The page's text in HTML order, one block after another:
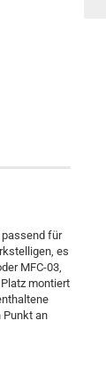
passend für
es
MFC-03,
montiert
Punkt an